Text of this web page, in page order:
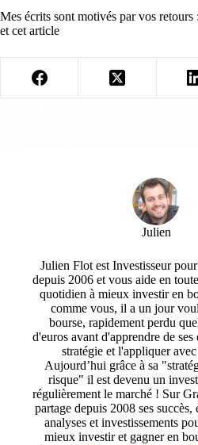
Mes écrits sont motivés par vos retours
et cet article
Julien
Julien Flot est Investisseur
depuis 2006 et vous aide en
quotidien à mieux investir en
comme vous, il a un jour
bourse, rapidement perdu
d'euros avant d'apprendre de ses
stratégie et l'appliquer
Aujourd’hui grâce à sa
risque" il est devenu un
régulièrement le marché ! Sur
partage depuis 2008 ses succès,
analyses et investissements
mieux investir et gagner en